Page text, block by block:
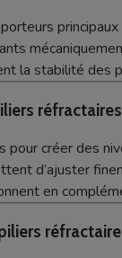
la stabilité des
pour créer des
d’ajuster
en